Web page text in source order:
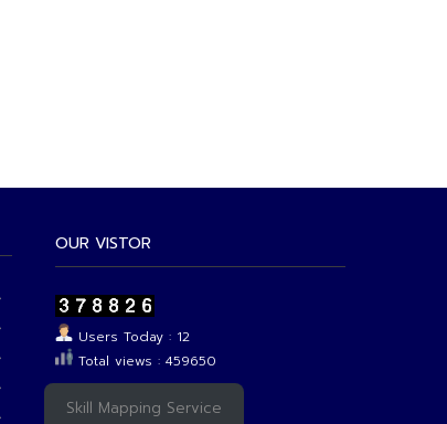
OUR VISTOR
Users Today : 12
Total views : 459650
Skill Mapping Service